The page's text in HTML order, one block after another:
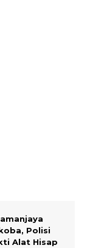
Polisi
Alat Hisap